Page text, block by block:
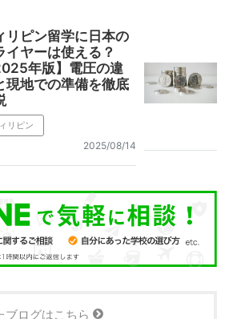
リピン留学に日本の
イヤーは使える？
年版】電圧の違
現地での準備を徹底
リピン
2025/08/14
ブログはこちら